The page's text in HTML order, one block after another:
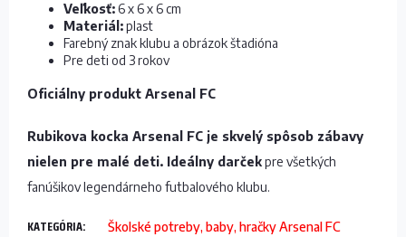
Veľkosť:6 x 6 x 6 cm
Materiál:plast
Farebný znak klubu a obrázok štadióna
Pre deti od 3 rokov
Oficiálny produkt Arsenal FC
Rubikova kocka Arsenal FC je skvelý spôsob zábavy
nielen pre malé deti. Ideálny darčekpre všetkých
fanúšikov legendárneho futbalového klubu.
KATEGÓRIA: Školské potreby, baby, hračky Arsenal FC